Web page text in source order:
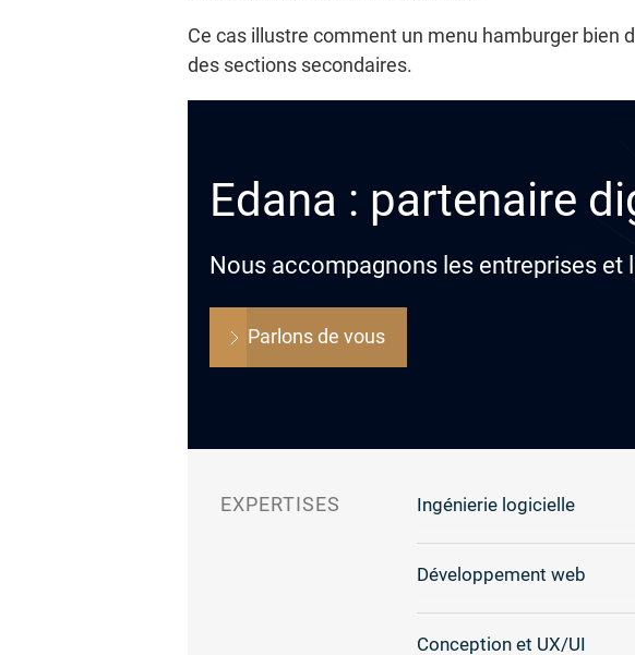
Ce cas illustre comment un menu hamburger bien
des sections secondaires.
Edana : partenaire
Nous accompagnons les entreprises
Parlons de vous
EXPERTISES Ingénierie logicielle
Développement web
Conception et UX/UI